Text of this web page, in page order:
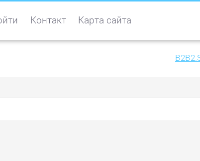
Контакт Карта сайта